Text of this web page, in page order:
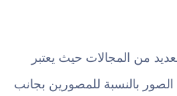
من المجالات حيث يعتبر
الصور بالنسبة للمصورين بجانب